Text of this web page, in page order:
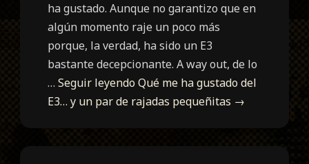
ha gustado. Aunque no garantizo que en
algún momento raje un poco más
porque, la verdad, ha sido un E3
bastante decepcionante. A way out, de lo
…Seguir leyendoQué me ha gustado del
E3… y un par de rajadas pequeñitas →